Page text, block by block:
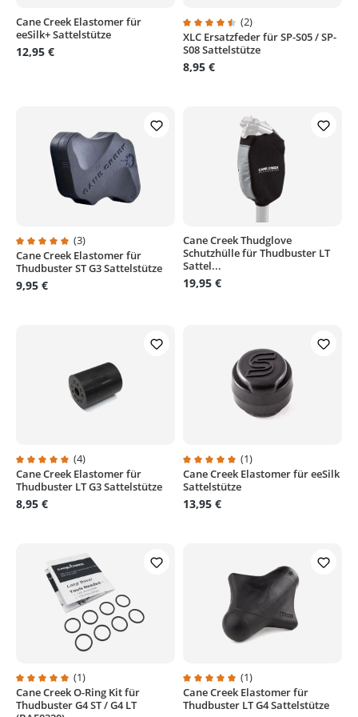
Cane Creek Elastomer für
eeSilk+ Sattelstütze
12,95 €
Durchschnittliche Bewertung
(2)
XLC Ersatzfeder für SP-S05 / SP-
S08 Sattelstütze
8,95 €
Durchschnittliche Bewertung von 5 von 5 Sternen
(3)
Cane Creek Elastomer für
Thudbuster ST G3 Sattelstütze
9,95 €
Cane Creek Thudglove
Schutzhülle für Thudbuster LT
Sattel...
19,95 €
Durchschnittliche Bewertung von 5 von 5 Sternen
(4)
Cane Creek Elastomer für
Thudbuster LT G3 Sattelstütze
8,95 €
Durchschnittliche Bewertung
(1)
Cane Creek Elastomer für eeSilk
Sattelstütze
13,95 €
Durchschnittliche Bewertung von 5 von 5 Sternen
(1)
Cane Creek O-Ring Kit für
Thudbuster G4 ST / G4 LT
Durchschnittliche Bewertung
(1)
Cane Creek Elastomer für
Thudbuster LT G4 Sattelstütze